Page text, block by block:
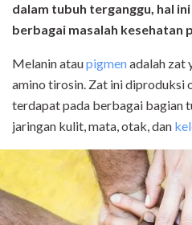
dalam tubuh terganggu, hal
berbagai masalah kesehatan
Melanin ataupigmenadalah zat
amino tirosin. Zat ini diproduksi
terdapat pada berbagai bagian
jaringan kulit, mata, otak, dan